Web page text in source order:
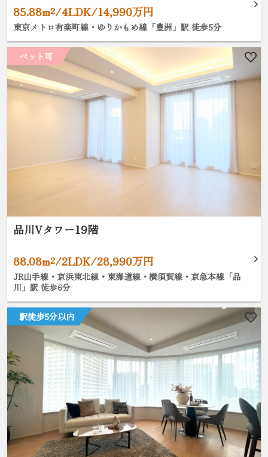
85.88m²/4LDK/14,990万円
東京メトロ有楽町線・ゆりかもめ線「豊洲」駅 徒歩5分
ペット可
品川Vタワー19階
88.08m²/2LDK/28,990万円
JR山手線・京浜東北線・東海道線・横須賀線・京急本線「品
川」駅 徒歩6分
駅徒歩5分以内